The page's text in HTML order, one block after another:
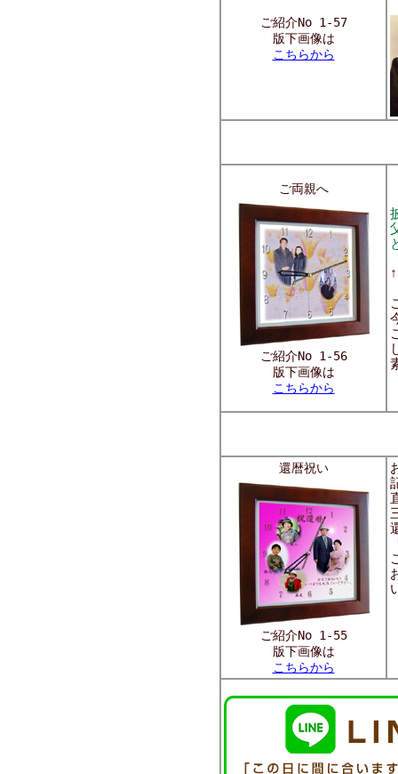
ご紹介No 1-57
版下画像は
こちらから
ご両親へ
ご紹介No 1-56
版下画像は
こちらから
還暦祝い
ご紹介No 1-55
版下画像は
こちらから